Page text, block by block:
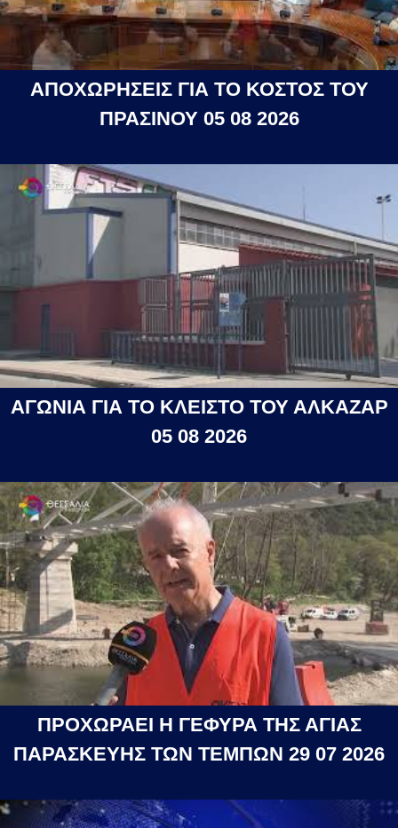
ΑΠΟΧΩΡΗΣΕΙΣ ΓΙΑ ΤΟ ΚΟΣΤΟΣ ΤΟΥ
ΠΡΑΣΙΝΟΥ 05 08 2026
ΑΓΩΝΙΑ ΓΙΑ ΤΟ ΚΛΕΙΣΤΟ ΤΟΥ ΑΛΚΑΖΑΡ
05 08 2026
ΠΡΟΧΩΡΑΕΙ Η ΓΕΦΥΡΑ ΤΗΣ ΑΓΙΑΣ
ΠΑΡΑΣΚΕΥΗΣ ΤΩΝ ΤΕΜΠΩΝ 29 07 2026